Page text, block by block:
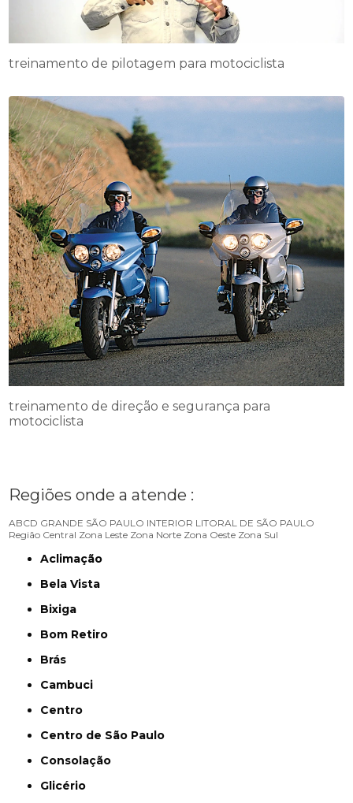
treinamento de pilotagem para motociclista
treinamento de direção e segurança para
motociclista
Regiões onde a atende :
ABCD GRANDE SÃO PAULO INTERIOR LITORAL DE SÃO PAULO
Região Central Zona Leste Zona Norte Zona Oeste Zona Sul
Aclimação
Bela Vista
Bixiga
Bom Retiro
Brás
Cambuci
Centro
Centro de São Paulo
Consolação
Glicério